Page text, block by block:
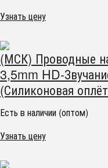
Узнать цену
(МСК) Проводные
3,5mm HD-
(Силиконовая
Есть в наличии (оптом)
Узнать цену